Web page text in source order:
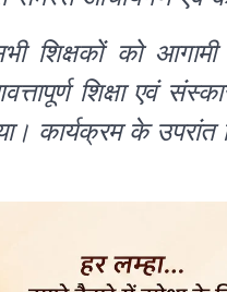
शिक्षकों को
शिक्षा एवं
कार्यक्रम के उपरांत